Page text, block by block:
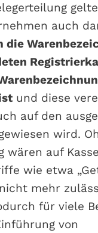
auch
die
und diese
auf den
wird.
wären auf
wie etwa
mehr
für viele
von